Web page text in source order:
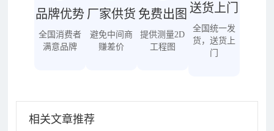
品牌优势
全国消费者
满意品牌
厂家供货
避免中间商
赚差价
免费出图
提供测量2D
工程图
送货上门
全国统一发
货，送货上
门
相关文章推荐